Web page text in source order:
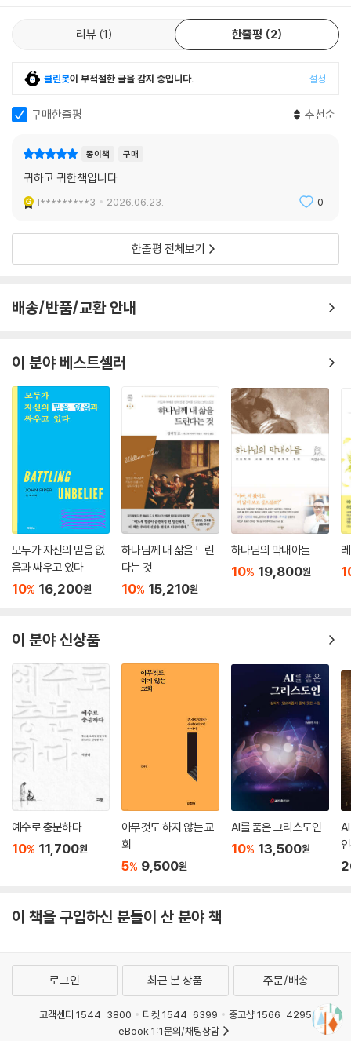
PART 5 세대: 돌봄과 유산의 질문에 답하다
27 자녀를 어떻게 축복해 줄 수 있을까요?
29 노부모님을 요양원에 모셔도 될까요?
출처
들어가는 글: 기도 생활을 어떻게 시작하면 좋을까요?
1 믿고 선포하면 그대로 이루어지나요?
2 잘못 구한 기도를 하나님이 허락하시기도 하나요?
4 아무 변화가 없는데, 언제까지 기도해야 할까요?
7 하나님이 제 기도를 들으시는데, 왜 여러 번 구해야 하나요?
8 성경으로 어떻게 기도하나요?
9 기도로 ‘씨름’한다는 것은 무엇인가요?
10 어떻게 하면 끈질기게 기도할 수 있나요?
11 성령 안에서 기도한다는 것은 무엇인가요?
12 쉬지 말고 기도한다는 것은 무엇인가요?
13 기도할 때 말을 적게 해야 하나요, 쉼 없이 해야 하나요?
14 하나님이 모두 주관하신다면 기도는 무의미하지 않나요?
15 하나님의 주권을 확신하면 기도하지 않게 되나요?
16 구약에서는 왜 자기 의로움을 따라 기억해 달라고 하나요?
17 자신을 위해 기도하면서 하나님을 영광스럽게 할 수 있나요?
18 천국에서도 기도를 할까요?
20 죄가 기도를 방해하나요?
21 분노를 품고 기도해도 괜찮은가요?
22 성생활은 기도 생활에 영향을 미치나요?
23 부부가 함께 기도해야 할까요?
24 대표 기도를 미리 적어서 읽으면 덜 영적인가요?
25 삶에 안주하면 기도하지 않게 되나요?
PART 4 중보: 사랑으로 붙드는 질문에 답하다
26 다른 사람을 위해 기도할 때 도움이 될 만한 지침이 있나요?
27 하나님이 누군가를 깨우치시길 기도해도 되나요?
28 믿지 않는 남편을 위해 어떻게 기도하면 좋을까요?
29 불신자와 복음 전도자 중 누구를 위해 기도해야 하나요?
30 증오의 시대, 세계를 위해 어떻게 기도하면 좋을까요?
나가는 글: 사랑의 가장 쉬운 한 걸음
▣ 사연 21. 제 삶을 막는 존재는 사탄인가요, 예수님인가요?
“지금 어떤 상황에서 길이 막힌 듯한 느낌을 받습니다. 그런데 그것이 하나
님이 선한 목적을 위해 주권적으로 방향을 바꾸고 계신 것인지, 아니면 영
적 대적이 방해하는 것인지 알 수가 없습니다. 예수님이 막으시는 것과 사
별해야 할지 지혜가 필요합니다.”
▣ 사연 26. 끝없이 고된 삶, 어떻게 기쁨을 찾을 수 있을까요?
“저는 열 살이 안 된 장애를 가진 아이 셋을 키우고 있습니다. 맏이는 기저
귀를 떼지 못했고, 세 아이 모두 자폐이거나 발달 문제가 있습니다. 아이들
까?”
모든 인생에는 저마다의 고난이 있습니다. 또 고난에는 저마다의 질문이
있습니다. 그러므로 당신이 고난 가운데 있다면 그것은 당신이 살아 있다
는 뜻입니다. 고난에 질문을 던진다면, 그것은 하나님을 이해하고 싶다는
존 파이퍼는 자신 역시 이 삶을 이해하고 살아내려고 애쓰는 사람으로서
이렇게 말합니다.
“하나님은 우리 삶의 재난과 실망을 완전히 주권적으로 다스리십니다. 그
러기에 그 모두가 우리의 영원한 기쁨이 되게 하실 수 있습니다. 보이는 것
을 바라보지 마십시오. 어머니가 죽을 때, 자녀가 죽을 때, 마흔에 암 진단
을 받을 때, 자동차가 인도로 돌진해 누군가를 앗아갈 때, ‘이것은 무의미하
대신, 지금까지 들은 진리를 취해 날마다 말씀에 집중하십시오. 매일 아침
하나님과 단둘이 있는 자리로 나아가, 하나님의 말씀을 당신의 생각 속에
선포하십시오. 당신이 은혜로 구원을 받았고, 사랑의 하나님께 돌봄을 받
고 있다는 확신으로 마음이 노래할 때까지 그렇게 하십시오.
‘근심하면서도 항상 기뻐하는’ 이 감정의 역설을 경험한다면, 이 세상에서
피할 수 없는 슬픔의 무게를 감당할 수 있습니다. 깊은 슬픔을 겪는 바로 그
순간에 누리는 기쁨이, 슬픔이 우리를 짓눌러 부수지 못하도록 지켜 줍니
다. 이 기쁨은 슬픔을 축소하지 않으면서도 슬픔이 우리를 무너뜨리지 못
하게 합니다.”
그리고 이렇게 기도합니다.
망 속에서 기쁨을 추구합니다. 우리가 지닌 이 슬픔에는 참된 사랑이 담겼
======================================
==========================
리뷰 1 한줄평 2
클린봇이 부적절한 글을 감지 중입니다. 설정
구매한줄평 추천순
종이책 구매
귀하고 귀한책입니다
l*********3 2026.06.23. 0
한줄평 전체보기
배송/반품/교환 안내
이 분야 베스트셀러
모두가 자신의 믿음 없
음과 싸우고 있다
10% 16,200원
하나님께 내 삶을 드린
다는 것
10% 15,210원
하나님의 막내아들
10% 19,800원
이 분야 신상품
예수로 충분하다
10% 11,700원
아무것도 하지 않는 교
회
5% 9,500원
AI를 품은 그리스도인
10% 13,500원
이 책을 구입하신 분들이 산 분야 책
로그인 최근 본 상품 주문/배송
고객센터 1544-3800 티켓 1544-6399
중고샵 1566-4295
eBook 1:1문의/채팅상담